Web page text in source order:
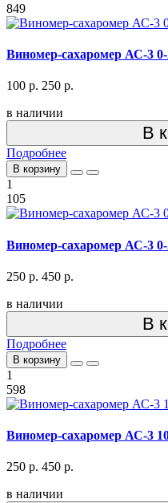
849
Виномер-сахаромер АС-3
100 р. 250 р.
в наличии
В
Подробнее
В корзину
1
105
Виномер-сахаромер АС-3
250 р. 450 р.
в наличии
В
Подробнее
В корзину
1
598
Виномер-сахаромер АС-3
250 р. 450 р.
в наличии